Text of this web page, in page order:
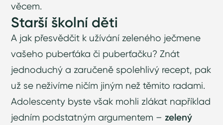
věcem.
Starší školní děti
A jak přesvědčit k užívání zeleného ječmene
vašeho puberťáka či puberťačku? Znát
jednoduchý a zaručeně spolehlivý recept, pak
už se neživíme ničím jiným než těmito radami.
Adolescenty byste však mohli zlákat například
jedním podstatným argumentem –zelený